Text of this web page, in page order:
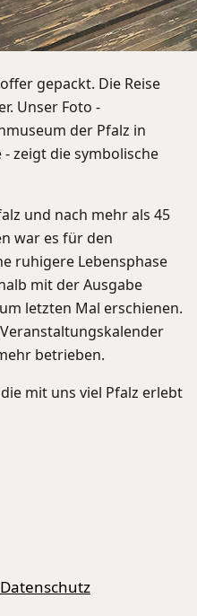
gepackt. Die Reise
Unser Foto -
der Pfalz in
zeigt die symbolische
und nach mehr als 45
war es für den
ruhigere Lebensphase
mit der Ausgabe
letzten Mal erschienen.
betrieben.
mit uns viel Pfalz erlebt
Datenschutz